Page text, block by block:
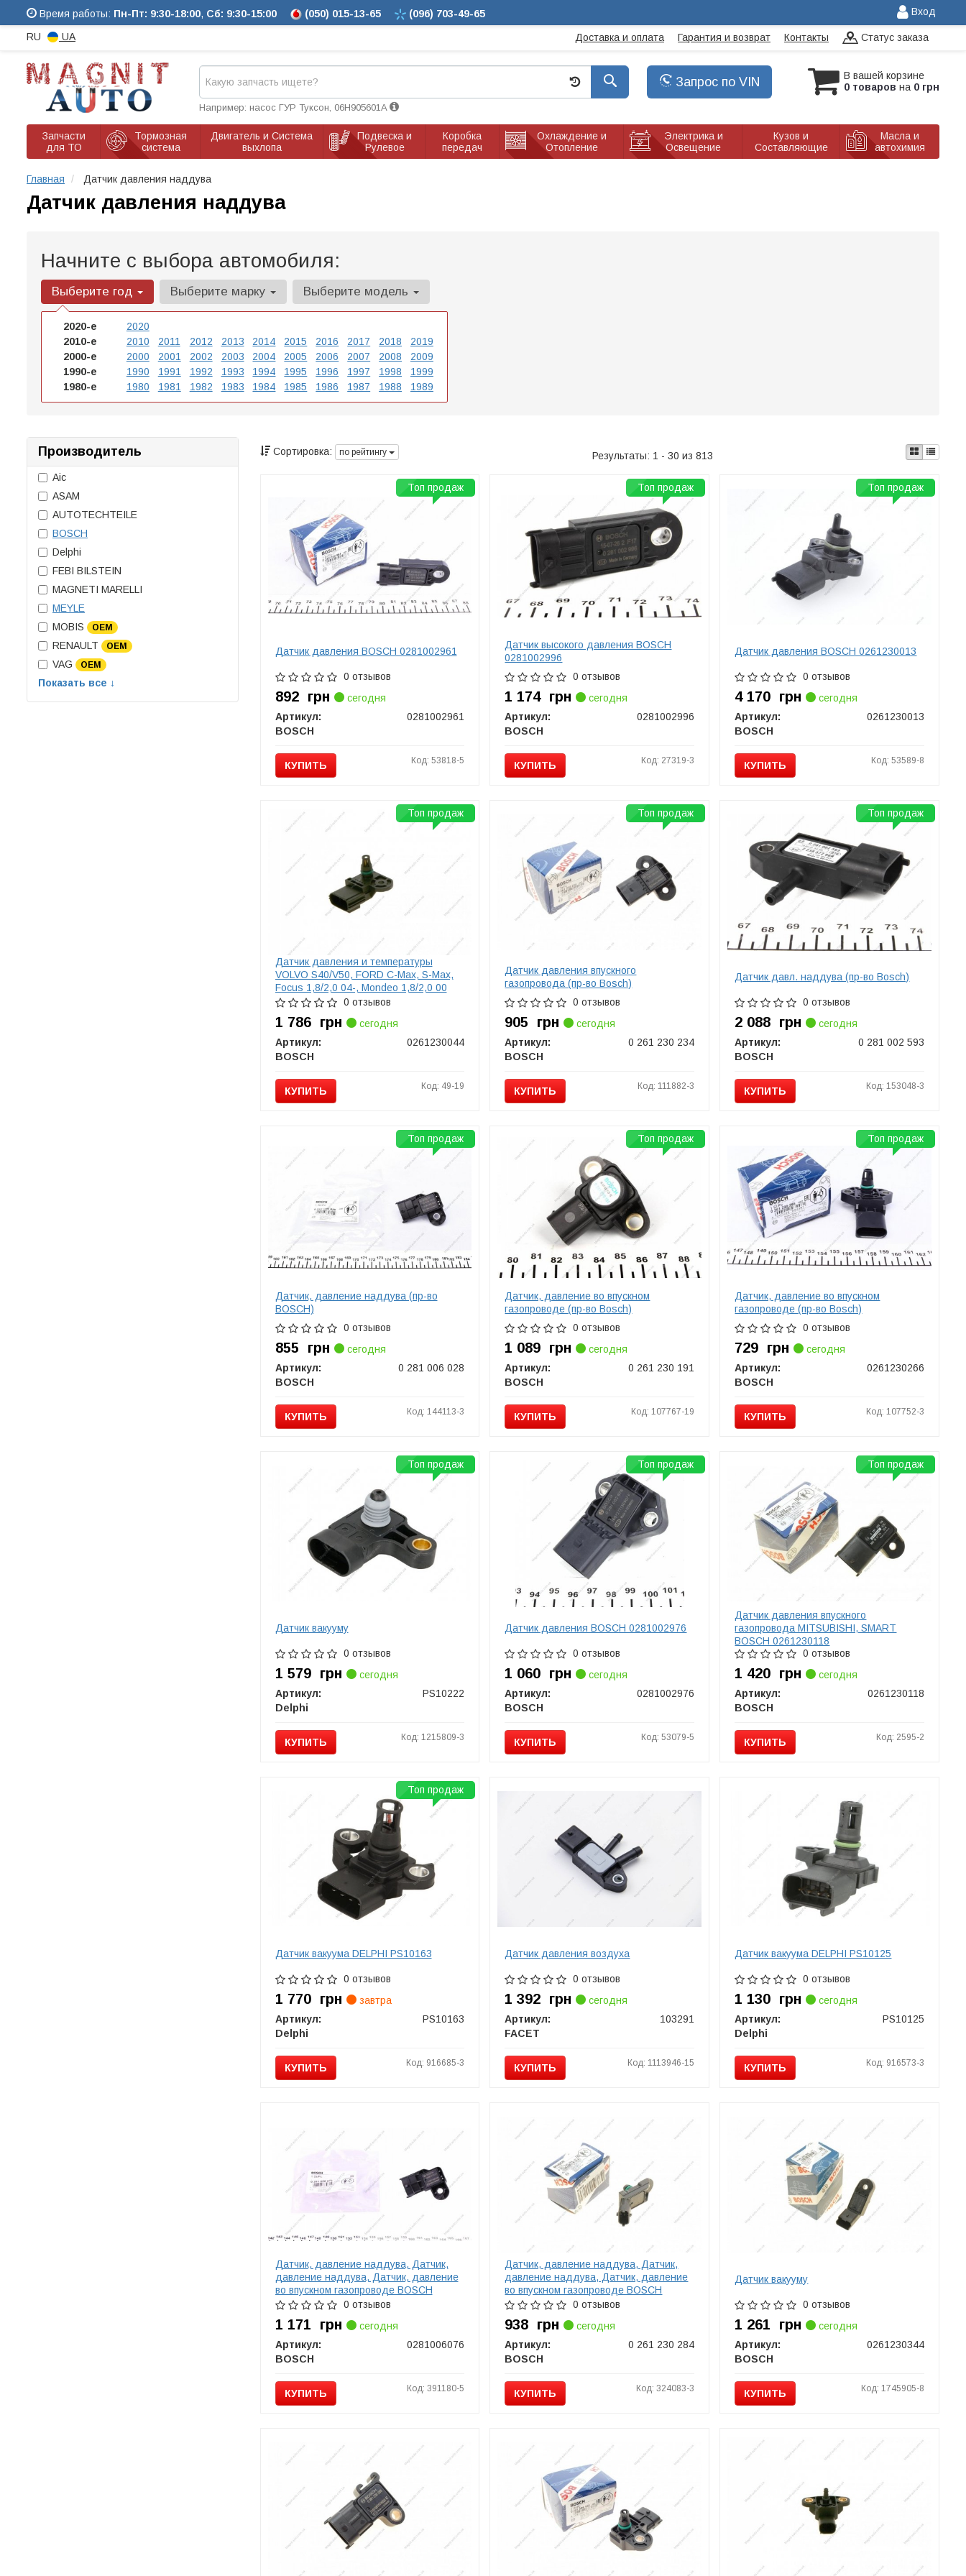
Время работы: Пн-Пт: 9:30-18:00, Сб: 9:30-15:00 (050) 015-13-65 (096) 703-49-65 Вход
RU UA Доставка и оплата Гарантия и возврат Контакты Статус заказа
В вашей корзине
0 товаров на 0 грн
Запрос по VIN
Например: насос ГУР Туксон, 06H905601A
Запчасти
для ТО
Тормозная
система
Двигатель и Система
выхлопа
Подвеска и
Рулевое
Коробка
передач
Охлаждение и
Отопление
Электрика и
Освещение
Кузов и
Составляющие
Масла и
автохимия
Главная Датчик давления наддува
Датчик давления наддува
Начните с выбора автомобиля:
Выберите год
2020-е
2020
2010-е
2010 2011 2012 2013 2014 2015 2016 2017 2018
2019
2000-е
2000 2001 2002 2003 2004 2005 2006 2007 2008
2009
1990-е
1990 1991 1992 1993 1994 1995 1996 1997 1998
1999
1980-е
1980 1981 1982 1983 1984 1985 1986 1987 1988 1989
Выберите марку Выберите модель
Производитель
Aic
ASAM
AUTOTECHTEILE
BOSCH
Delphi
FEBI BILSTEIN
MAGNETI MARELLI
MEYLE
MOBIS
OEM
RENAULT OEM
VAG OEM
Показать все ↓
Сортировка: по рейтингу Результаты: 1 - 30 из 813
Датчик давления BOSCH 0281002961
0 отзывов
892 грн
сегодня
Артикул:
0281002961
BOSCH
КУПИТЬ Код: 53818-5
Топ продаж
Датчик высокого давления BOSCH
0281002996
0 отзывов
1 174 грн
сегодня
Артикул:
0281002996
BOSCH
КУПИТЬ Код: 27319-3
Топ продаж
Датчик давления BOSCH 0261230013
0 отзывов
4 170 грн
сегодня
Артикул:
0261230013
BOSCH
КУПИТЬ Код: 53589-8
Топ продаж
Датчик давления и температуры
VOLVO S40/V50, FORD C-Max, S-Max,
Focus 1,8/2,0 04-, Mondeo 1,8/2,0 00
BOSCH 0261230044
0 отзывов
1 786 грн
сегодня
Артикул:
0261230044
BOSCH
КУПИТЬ Код: 49-19
Топ продаж
Датчик давления впускного
газопровода (пр-во Bosch)
0 отзывов
905 грн
сегодня
Артикул:
0 261 230 234
BOSCH
КУПИТЬ Код: 111882-3
Топ продаж
Датчик давл. наддува (пр-во Bosch)
0 отзывов
2 088 грн
сегодня
Артикул:
0 281 002 593
BOSCH
КУПИТЬ Код: 153048-3
Топ продаж
Датчик, давление наддува (пр-во
BOSCH)
0 отзывов
855 грн
сегодня
Артикул:
0 281 006 028
BOSCH
КУПИТЬ Код: 144113-3
Топ продаж
Датчик, давление во впускном
газопроводе (пр-во Bosch)
0 отзывов
1 089 грн
сегодня
Артикул:
0 261 230 191
BOSCH
КУПИТЬ Код: 107767-19
Топ продаж
Датчик, давление во впускном
газопроводе (пр-во Bosch)
0 отзывов
729 грн
сегодня
Артикул:
0261230266
BOSCH
КУПИТЬ Код: 107752-3
Топ продаж
Датчик вакууму
0 отзывов
1 579 грн
сегодня
Артикул:
PS10222
Delphi
КУПИТЬ Код: 1215809-3
Топ продаж
Датчик давления BOSCH 0281002976
0 отзывов
1 060 грн
сегодня
Артикул:
0281002976
BOSCH
КУПИТЬ Код: 53079-5
Топ продаж
Датчик давления впускного
газопровода MITSUBISHI, SMART
BOSCH 0261230118
0 отзывов
1 420 грн
сегодня
Артикул:
0261230118
BOSCH
КУПИТЬ Код: 2595-2
Топ продаж
Датчик вакуума DELPHI PS10163
0 отзывов
1 770 грн
завтра
Артикул:
PS10163
Delphi
КУПИТЬ Код: 916685-3
Топ продаж
Датчик давления воздуха
0 отзывов
1 392 грн
сегодня
Артикул:
103291
FACET
КУПИТЬ Код: 1113946-15
Датчик вакуума DELPHI PS10125
0 отзывов
1 130 грн
сегодня
Артикул:
PS10125
Delphi
КУПИТЬ Код: 916573-3
Датчик, давление наддува, Датчик,
давление наддува, Датчик, давление
во впускном газопроводе BOSCH
0281006076
0 отзывов
1 171 грн
сегодня
Артикул:
0281006076
BOSCH
КУПИТЬ Код: 391180-5
Датчик, давление наддува, Датчик,
давление наддува, Датчик, давление
во впускном газопроводе BOSCH
0261230284
0 отзывов
938 грн
сегодня
Артикул:
0 261 230 284
BOSCH
КУПИТЬ Код: 324083-3
Датчик вакууму
0 отзывов
1 261 грн
сегодня
Артикул:
0261230344
BOSCH
КУПИТЬ Код: 1745905-8